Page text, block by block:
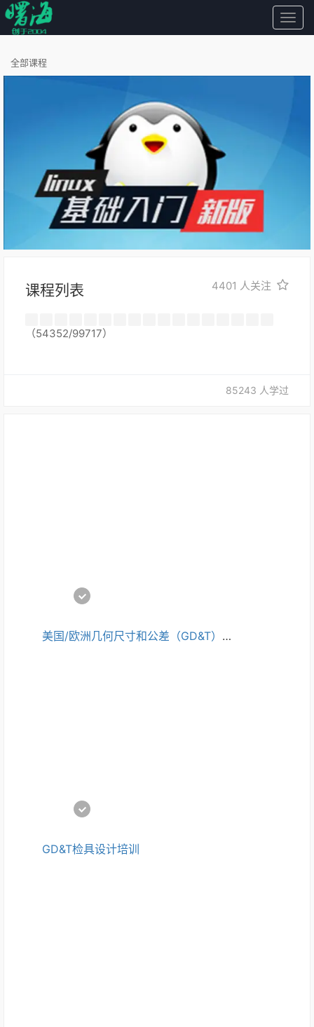
曙
海
全部课程
课程列表 4401 人关注
（54352/99717）
85243 人学过
美国/欧洲几何尺寸和公差（GD&T）高级培训
GD&T检具设计培训